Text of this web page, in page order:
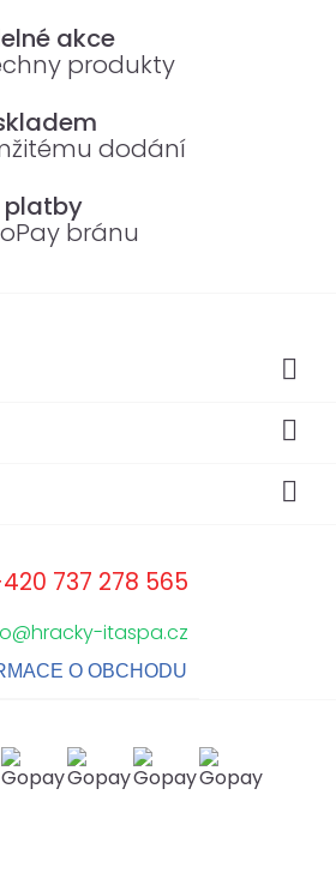
akce
produkty
dodání
platby
bránu



737 278 565
itaspa.cz
O OBCHODU